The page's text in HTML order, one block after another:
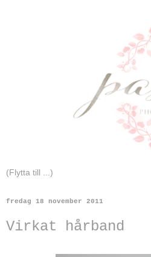
fredag 18 november 2011
Virkat hårband